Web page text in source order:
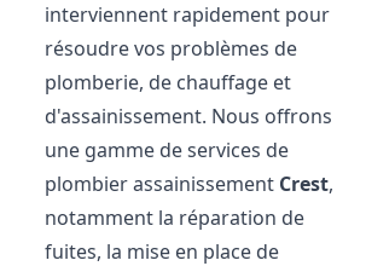
interviennent rapidement pour
résoudre vos problèmes de
plomberie, de chauffage et
d'assainissement. Nous offrons
une gamme de services de
plombier assainissement Crest,
notamment la réparation de
fuites, la mise en place de